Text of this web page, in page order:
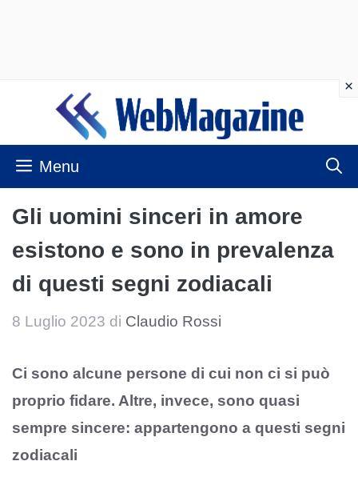
contenuto
Menu
Gli uomini sinceri in amore
esistono e sono in prevalenza
di questi segni zodiacali
8 Luglio 2023 di Claudio Rossi
Ci sono alcune persone di cui non ci si può
proprio fidare. Altre, invece, sono quasi
sempre sincere: appartengono a questi segni
zodiacali